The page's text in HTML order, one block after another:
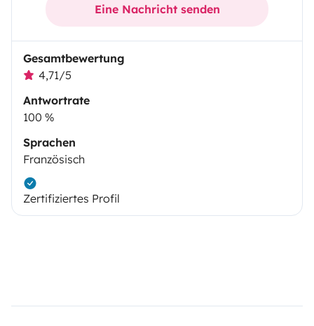
Eine Nachricht senden
Gesamtbewertung
4,71/5
Antwortrate
100 %
Sprachen
Französisch
Zertifiziertes Profil